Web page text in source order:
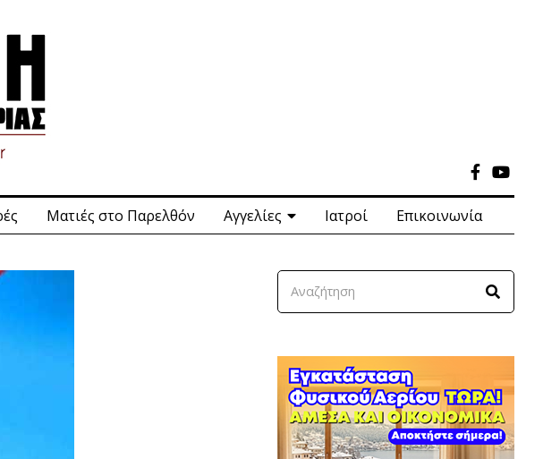
Ματιές στο Παρελθόν Αγγελίες Ιατροί Επικοινωνία